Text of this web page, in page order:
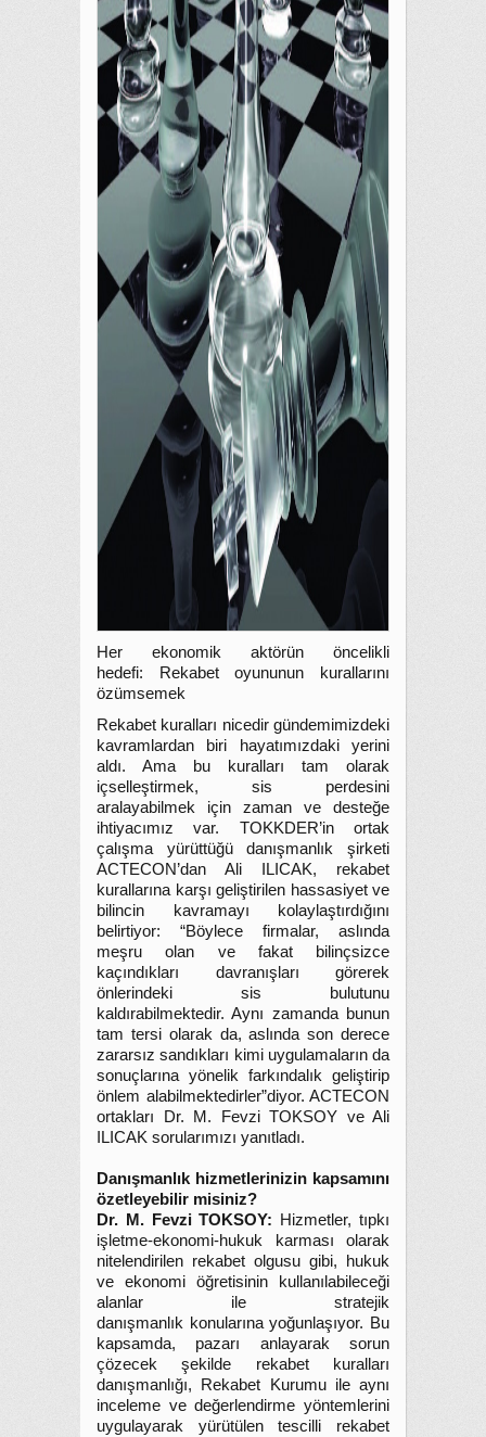
Her ekonomik aktörün öncelikli
hedefi: Rekabet oyununun kurallarını
özümsemek
Rekabet kuralları nicedir gündemimizdeki
kavramlardan biri hayatımızdaki yerini
aldı. Ama bu kuralları tam olarak
içselleştirmek, sis perdesini
aralayabilmek için zaman ve desteğe
ihtiyacımız var. TOKKDER’in ortak
çalışma yürüttüğü danışmanlık şirketi
ACTECON’dan Ali ILICAK, rekabet
kurallarına karşı geliştirilen hassasiyet ve
bilincin kavramayı kolaylaştırdığını
belirtiyor: “Böylece firmalar, aslında
meşru olan ve fakat bilinçsizce
kaçındıkları davranışları görerek
önlerindeki sis bulutunu
kaldırabilmektedir. Aynı zamanda bunun
tam tersi olarak da, aslında son derece
zararsız sandıkları kimi uygulamaların da
sonuçlarına yönelik farkındalık geliştirip
önlem alabilmektedirler”diyor. ACTECON
ortakları Dr. M. Fevzi TOKSOY ve Ali
ILICAK sorularımızı yanıtladı.
Danışmanlık hizmetlerinizin kapsamını
özetleyebilir misiniz?
Dr. M. Fevzi TOKSOY: Hizmetler, tıpkı
işletme-ekonomi-hukuk karması olarak
nitelendirilen rekabet olgusu gibi, hukuk
ve ekonomi öğretisinin kullanılabileceği
alanlar ile stratejik
danışmanlık konularına yoğunlaşıyor. Bu
kapsamda, pazarı anlayarak sorun
çözecek şekilde rekabet kuralları
danışmanlığı, Rekabet Kurumu ile aynı
inceleme ve değerlendirme yöntemlerini
uygulayarak yürütülen tescilli rekabet